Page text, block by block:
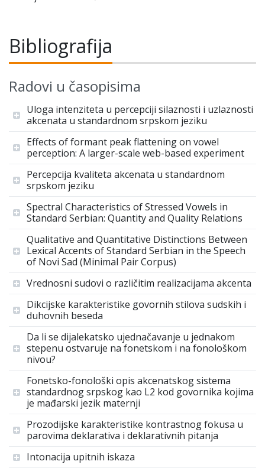
Bibliografija
Radovi u časopisima
Uloga intenziteta u percepciji silaznosti i uzlaznosti
akcenata u standardnom srpskom jeziku
Effects of formant peak flattening on vowel
perception: A larger-scale web-based experiment
Percepcija kvaliteta akcenata u standardnom
srpskom jeziku
Spectral Characteristics of Stressed Vowels in
Standard Serbian: Quantity and Quality Relations
Qualitative and Quantitative Distinctions Between
Lexical Accents of Standard Serbian in the Speech
of Novi Sad (Minimal Pair Corpus)
Vrednosni sudovi o različitim realizacijama akcenta
Dikcijske karakteristike govornih stilova sudskih i
duhovnih beseda
Da li se dijalekatsko ujednačavanje u jednakom
stepenu ostvaruje na fonetskom i na fonološkom
nivou?
Fonetsko-fonološki opis akcenatskog sistema
standardnog srpskog kao L2 kod govornika kojima
je mađarski jezik maternji
Prozodijske karakteristike kontrastnog fokusa u
parovima deklarativa i deklarativnih pitanja
Intonacija upitnih iskaza